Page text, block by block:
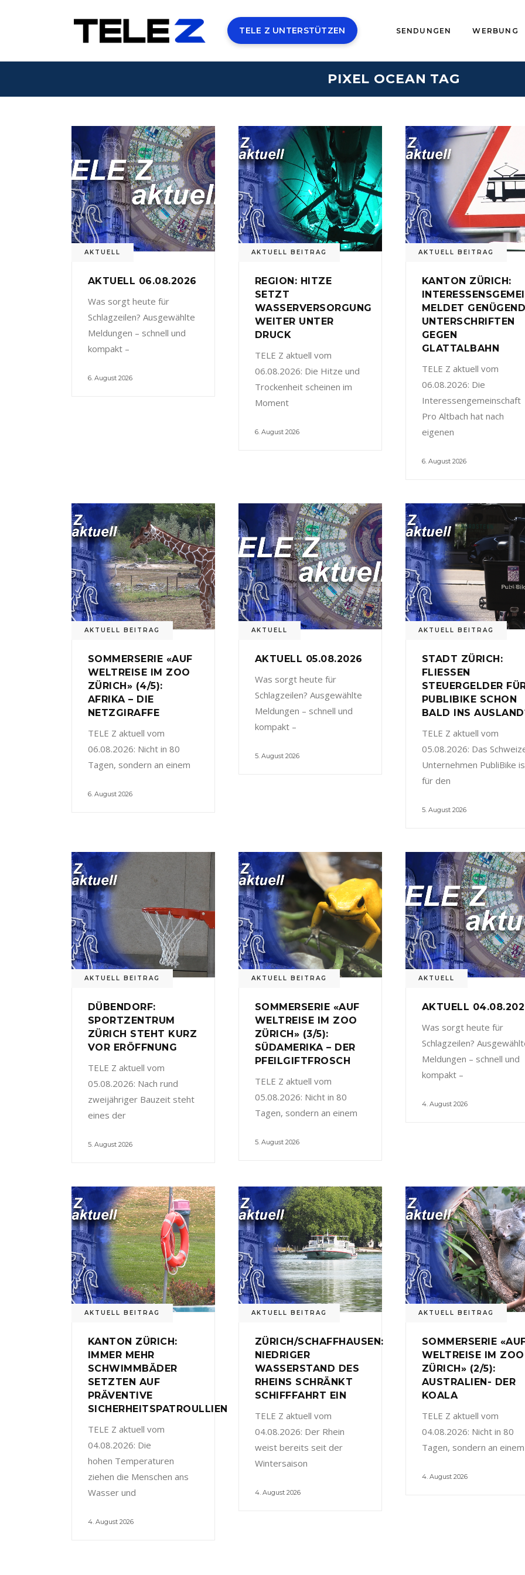
TELE Z UNTERSTÜTZEN SENDUNGEN WERBUNG
PIXEL OCEAN TAG
AKTUELL
AKTUELL 06.08.2026
Was sorgt heute für
Schlagzeilen? Ausgewählte
Meldungen – schnell und
kompakt –
6. August 2026
AKTUELL BEITRAG
REGION: HITZE
SETZT
WASSERVERSORGUNG
WEITER UNTER
DRUCK
TELE Z aktuell vom
06.08.2026: Die Hitze und
Trockenheit scheinen im
Moment
6. August 2026
AKTUELL BEITRAG
KANTON ZÜRICH:
MELDET
UNTERSCHRIFTEN
GEGEN
GLATTALBAHN
TELE Z aktuell vom
06.08.2026: Die
Interessengemeinschaft
Pro Altbach hat nach
eigenen
6. August 2026
AKTUELL BEITRAG
SOMMERSERIE «AUF
WELTREISE IM ZOO
ZÜRICH» (4/5):
AFRIKA – DIE
NETZGIRAFFE
TELE Z aktuell vom
06.08.2026: Nicht in 80
Tagen, sondern an einem
6. August 2026
AKTUELL
AKTUELL 05.08.2026
Was sorgt heute für
Schlagzeilen? Ausgewählte
Meldungen – schnell und
kompakt –
5. August 2026
AKTUELL BEITRAG
STADT ZÜRICH:
FLIESSEN
STEUERGELDER
PUBLIBIKE SCHON
BALD INS
TELE Z aktuell vom
05.08.2026: Das
Unternehmen PubliBike
für den
5. August 2026
AKTUELL BEITRAG
DÜBENDORF:
SPORTZENTRUM
ZÜRICH STEHT KURZ
VOR ERÖFFNUNG
TELE Z aktuell vom
05.08.2026: Nach rund
zweijähriger Bauzeit steht
eines der
5. August 2026
AKTUELL BEITRAG
SOMMERSERIE «AUF
WELTREISE IM ZOO
ZÜRICH» (3/5):
SÜDAMERIKA – DER
PFEILGIFTFROSCH
TELE Z aktuell vom
05.08.2026: Nicht in 80
Tagen, sondern an einem
5. August 2026
AKTUELL
AKTUELL
Was sorgt heute für
Schlagzeilen?
Meldungen – schnell und
kompakt –
4. August 2026
AKTUELL BEITRAG
KANTON ZÜRICH:
IMMER MEHR
SCHWIMMBÄDER
SETZTEN AUF
PRÄVENTIVE
SICHERHEITSPATROULLIEN
TELE Z aktuell vom
04.08.2026: Die
hohen Temperaturen
ziehen die Menschen ans
Wasser und
4. August 2026
AKTUELL BEITRAG
ZÜRICH/SCHAFFHAUSEN:
NIEDRIGER
WASSERSTAND DES
RHEINS SCHRÄNKT
SCHIFFFAHRT EIN
TELE Z aktuell vom
04.08.2026: Der Rhein
weist bereits seit der
Wintersaison
4. August 2026
AKTUELL BEITRAG
SOMMERSERIE
WELTREISE IM ZOO
ZÜRICH» (2/5):
AUSTRALIEN- DER
KOALA
TELE Z aktuell vom
04.08.2026: Nicht in 80
Tagen, sondern an einem
4. August 2026